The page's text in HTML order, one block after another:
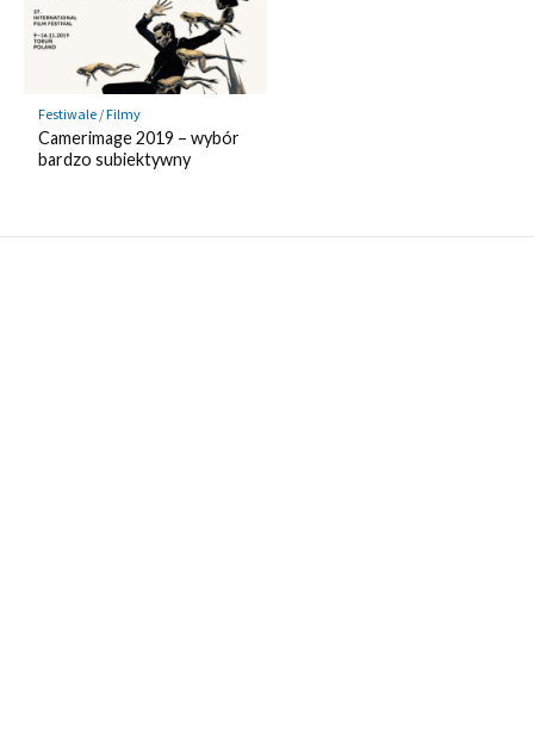
Festiwale/Filmy
Camerimage 2019 – wybór
bardzo subiektywny